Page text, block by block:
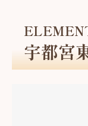
宇都宮